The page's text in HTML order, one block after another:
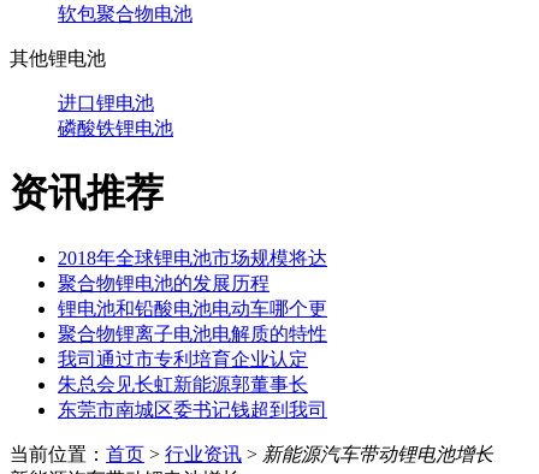
软包聚合物电池
其他锂电池
进口锂电池
磷酸铁锂电池
资讯推荐
2018年全球锂电池市场规模将达
聚合物锂电池的发展历程
锂电池和铅酸电池电动车哪个更
聚合物锂离子电池电解质的特性
我司通过市专利培育企业认定
朱总会见长虹新能源郭董事长
东莞市南城区委书记钱超到我司
当前位置： 首页 > 行业资讯 > 新能源汽车带动锂电池增长